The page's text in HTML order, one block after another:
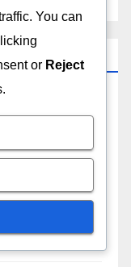
de l’espace,
You can
or Reject